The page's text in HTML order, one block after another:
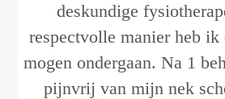
deskundige
respectvolle manier heb ik
mogen ondergaan. Na 1
pijnvrij van mijn nek